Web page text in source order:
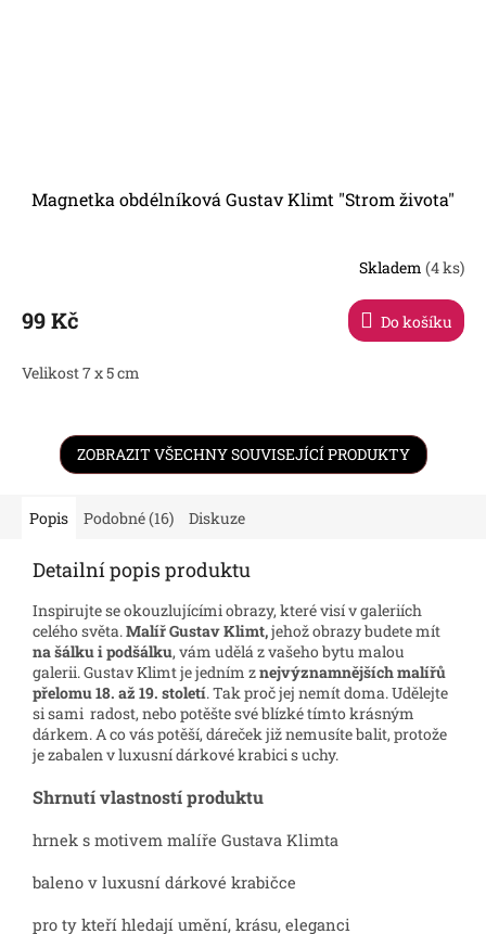
Magnetka obdélníková Gustav Klimt "Strom života"
Skladem (4 ks)
99 Kč Do košíku
Velikost 7 x 5 cm
ZOBRAZIT VŠECHNY SOUVISEJÍCÍ PRODUKTY
Popis Podobné (16) Diskuze
Detailní popis produktu
Inspirujte se okouzlujícími obrazy, které visí v galeriích
celého světa.Malíř Gustav Klimt,jehož obrazy budete mít
na šálku i podšálku, vám udělá z vašeho bytu malou
galerii. Gustav Klimt je jedním znejvýznamnějších malířů
přelomu 18. až 19. století. Tak proč jej nemít doma. Udělejte
si sami radost, nebo potěšte své blízké tímto krásným
dárkem. A co vás potěší, dáreček již nemusíte balit, protože
je zabalen v luxusní dárkové krabici s uchy.
Shrnutí vlastností produktu
hrnek s motivem malíře Gustava Klimta
baleno v luxusní dárkové krabičce
pro ty kteří hledají umění, krásu, eleganci